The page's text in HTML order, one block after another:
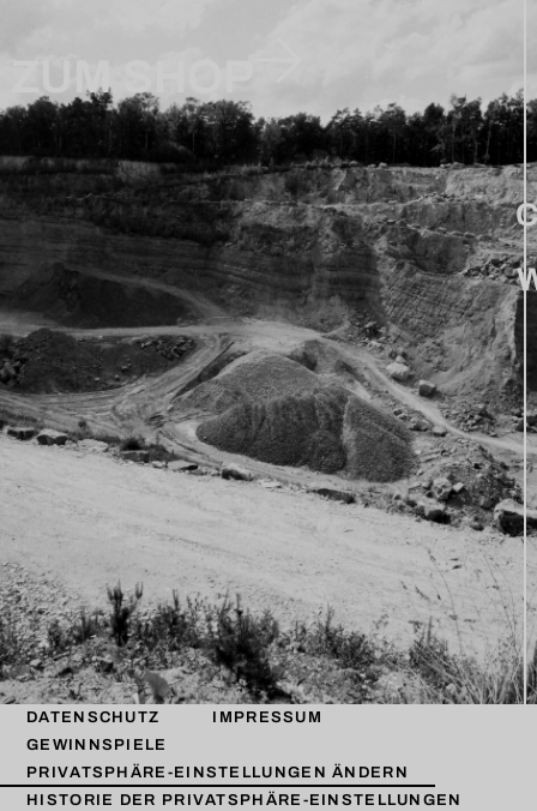
ZUM SHOP
DATENSCHUTZ
IMPRESSUM
GEWINNSPIELE
PRIVATSPHÄRE-EINSTELLUNGEN ÄNDERN
HISTORIE DER PRIVATSPHÄRE-EINSTELLUNGEN